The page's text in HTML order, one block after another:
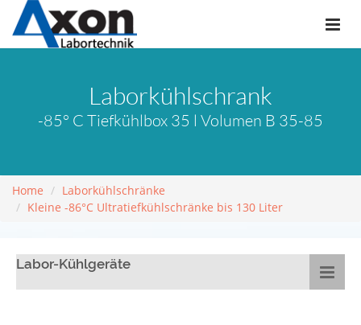
Laborkühlschrank
-85° C Tiefkühlbox 35 l Volumen B 35-85
Home
Laborkühlschränke
Kleine -86°C Ultratiefkühlschränke bis 130 Liter
Labor-Kühlgeräte